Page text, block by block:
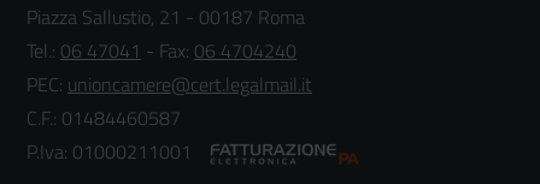
Piazza Sallustio, 21 - 00187 Roma
Tel.: 06 47041 - Fax: 06 4704240
PEC: unioncamere@cert.legalmail.it
C.F.: 01484460587
P.Iva: 01000211001